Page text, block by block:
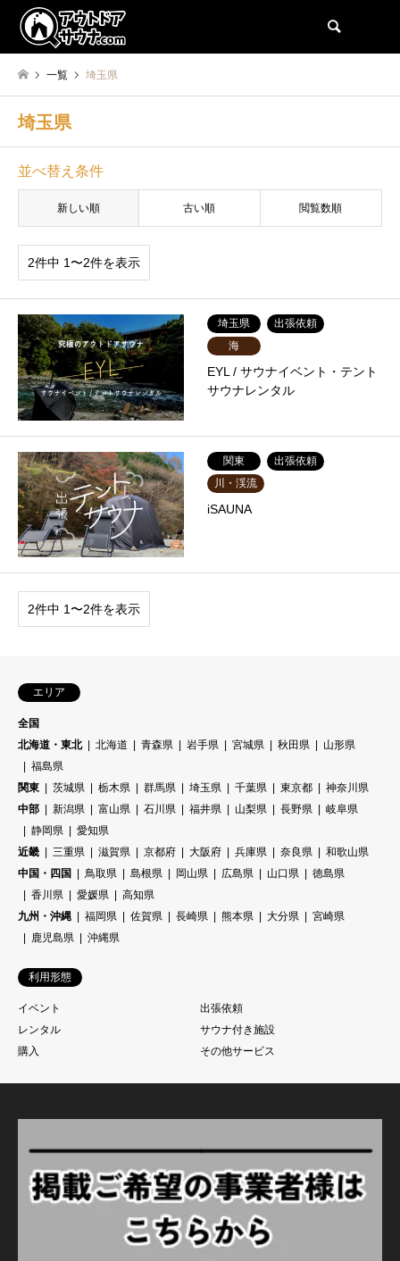
一覧 埼玉県
埼玉県
並べ替え条件
新しい順 古い順 閲覧数順
2件中 1〜2件を表示
埼玉県
出張依頼
海
EYL / サウナイベント・テント
サウナレンタル
関東
出張依頼
川・渓流
iSAUNA
2件中 1〜2件を表示
エリア
全国
北海道・東北
北海道 青森県 岩手県 宮城県 秋田県
山形県
福島県
関東
茨城県 栃木県 群馬県 埼玉県 千葉県 東京都
神奈川県
中部
新潟県 富山県 石川県 福井県 山梨県 長野県
岐阜県
静岡県
愛知県
近畿
三重県 滋賀県 京都府 大阪府 兵庫県 奈良県
和歌山県
中国・四国
鳥取県 島根県 岡山県 広島県 山口県
徳島県
香川県
愛媛県
高知県
九州・沖縄
福岡県 佐賀県 長崎県 熊本県 大分県
宮崎県
鹿児島県
沖縄県
利用形態
イベント
出張依頼
レンタル
サウナ付き施設
購入
その他サービス